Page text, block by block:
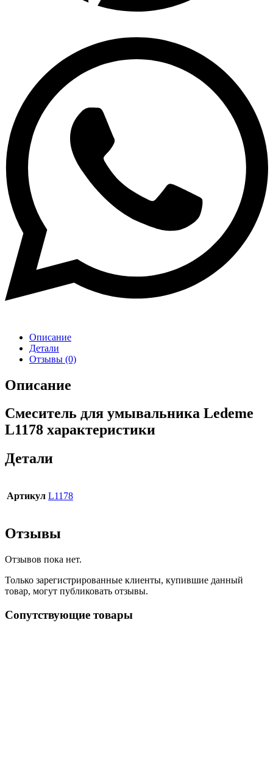
Описание
Детали
Отзывы (0)
Описание
Смеситель для умывальника Ledeme
L1178 характеристики
Детали
Артикул L1178
Отзывы
Отзывов пока нет.
Только зарегистрированные клиенты, купившие данный
товар, могут публиковать отзывы.
Сопутствующие товары